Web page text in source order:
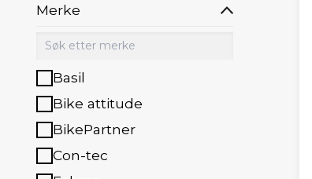
Merke
Basil
Bike attitude
BikePartner
Con-tec